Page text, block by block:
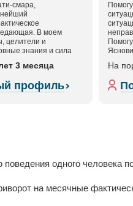
смара,
В моем
целители и
знания и сила
3 месяца
профиль
На
одного человека
на месячные